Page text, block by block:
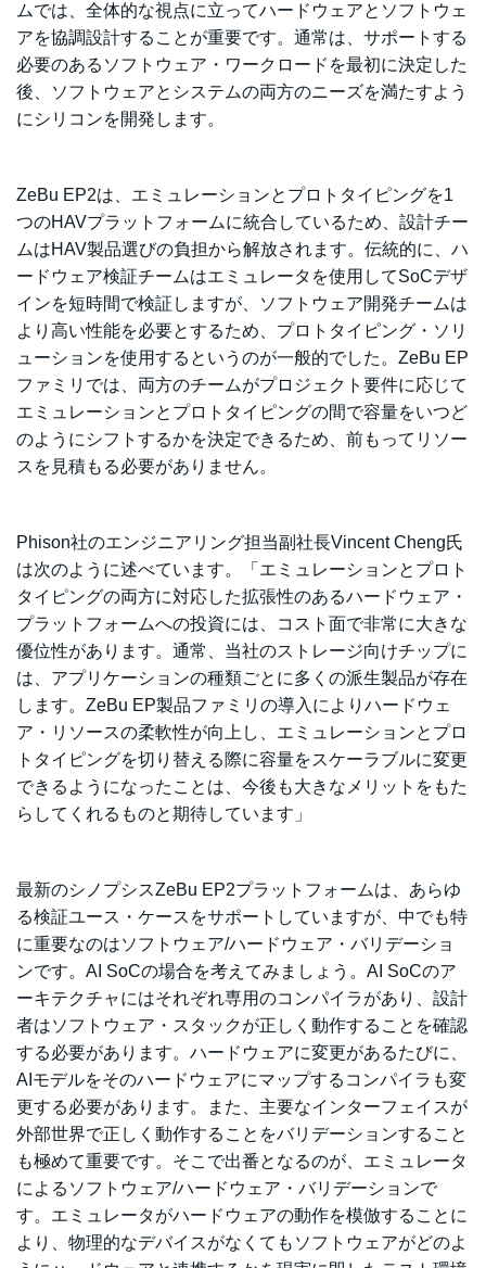
ムでは、全体的な視点に立ってハードウェアとソフトウェ
アを協調設計することが重要です。通常は、サポートする
必要のあるソフトウェア・ワークロードを最初に決定した
後、ソフトウェアとシステムの両方のニーズを満たすよう
にシリコンを開発します。
ZeBu EP2は、エミュレーションとプロトタイピングを1
つのHAVプラットフォームに統合しているため、設計チー
ムはHAV製品選びの負担から解放されます。伝統的に、ハ
ードウェア検証チームはエミュレータを使用してSoCデザ
インを短時間で検証しますが、ソフトウェア開発チームは
より高い性能を必要とするため、プロトタイピング・ソリ
ューションを使用するというのが一般的でした。ZeBu EP
ファミリでは、両方のチームがプロジェクト要件に応じて
エミュレーションとプロトタイピングの間で容量をいつど
のようにシフトするかを決定できるため、前もってリソー
スを見積もる必要がありません。
Phison社のエンジニアリング担当副社長Vincent Cheng氏
は次のように述べています。「エミュレーションとプロト
タイピングの両方に対応した拡張性のあるハードウェア・
プラットフォームへの投資には、コスト面で非常に大きな
優位性があります。通常、当社のストレージ向けチップに
は、アプリケーションの種類ごとに多くの派生製品が存在
します。ZeBu EP製品ファミリの導入によりハードウェ
ア・リソースの柔軟性が向上し、エミュレーションとプロ
トタイピングを切り替える際に容量をスケーラブルに変更
できるようになったことは、今後も大きなメリットをもた
らしてくれるものと期待しています」
最新のシノプシスZeBu EP2プラットフォームは、あらゆ
る検証ユース・ケースをサポートしていますが、中でも特
に重要なのはソフトウェア/ハードウェア・バリデーショ
ンです。AI SoCの場合を考えてみましょう。AI SoCのア
ーキテクチャにはそれぞれ専用のコンパイラがあり、設計
者はソフトウェア・スタックが正しく動作することを確認
する必要があります。ハードウェアに変更があるたびに、
AIモデルをそのハードウェアにマップするコンパイラも変
更する必要があります。また、主要なインターフェイスが
外部世界で正しく動作することをバリデーションすること
も極めて重要です。そこで出番となるのが、エミュレータ
によるソフトウェア/ハードウェア・バリデーションで
す。エミュレータがハードウェアの動作を模倣することに
より、物理的なデバイスがなくてもソフトウェアがどのよ